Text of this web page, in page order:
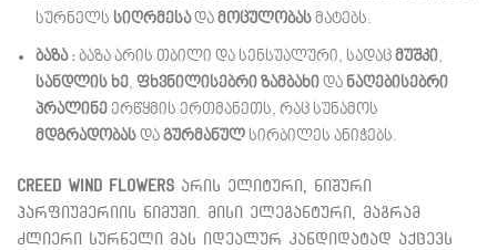
სურნელს სიღრმესადა მოცულობას მატებს.
ბაზა : ბაზა არის თბილი და სენსუალური, სადაც მუშკი,
სანდლის ხე, ფხვნილისებრი ზამბახი და ნაღებისებრი
პრალინე ერწყმის ერთმანეთს, რაც სუნამოს
მდგრადობას და გურმანულ სირბილეს ანიჭებს.
Creed Wind Flowers არის ელიტური, ნიშური
პარფიუმერიის ნიმუში. მისი ელეგანტური, მაგრამ
ძლიერი სურნელი მას იდეალურ კანდიდატად აქცევს